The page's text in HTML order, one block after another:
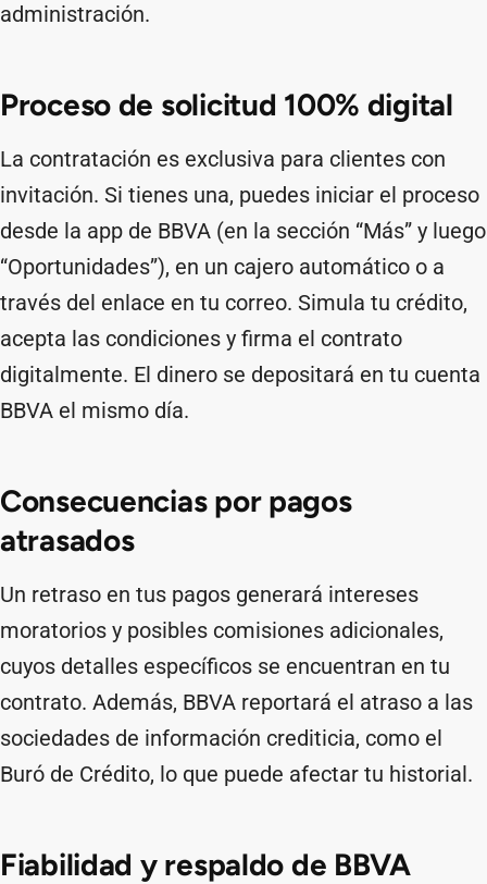
administración.
Proceso de solicitud 100% digital
La contratación es exclusiva para clientes con
invitación. Si tienes una, puedes iniciar el proceso
desde la app de BBVA (en la sección “Más” y luego
“Oportunidades”), en un cajero automático o a
través del enlace en tu correo. Simula tu crédito,
acepta las condiciones y firma el contrato
digitalmente. El dinero se depositará en tu cuenta
BBVA el mismo día.
Consecuencias por pagos
atrasados
Un retraso en tus pagos generará intereses
moratorios y posibles comisiones adicionales,
cuyos detalles específicos se encuentran en tu
contrato. Además, BBVA reportará el atraso a las
sociedades de información crediticia, como el
Buró de Crédito, lo que puede afectar tu historial.
Fiabilidad y respaldo de BBVA